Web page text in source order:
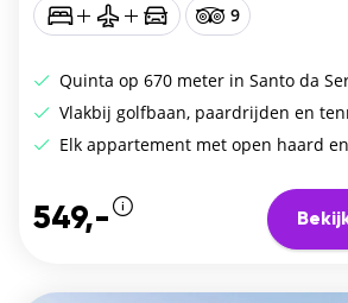
9
Quinta op 670 meter in Santo da
Vlakbij golfbaan, paardrijden en
Elk appartement met open haard
549,-